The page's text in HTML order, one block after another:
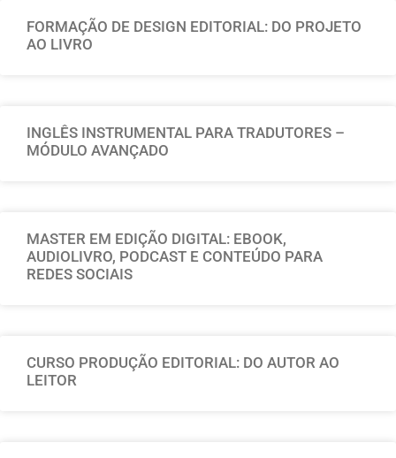
FORMAÇÃO DE DESIGN EDITORIAL: DO PROJETO
AO LIVRO
INGLÊS INSTRUMENTAL PARA TRADUTORES –
MÓDULO AVANÇADO
MASTER EM EDIÇÃO DIGITAL: EBOOK,
AUDIOLIVRO, PODCAST E CONTEÚDO PARA
REDES SOCIAIS
CURSO PRODUÇÃO EDITORIAL: DO AUTOR AO
LEITOR